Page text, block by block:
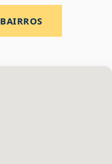
BAIRROS